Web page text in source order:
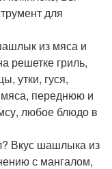
для
из мяса и
решетке гриль,
утки, гуся,
мяса, переднюю и
любое блюдо в
Вкус шашлыка из
с мангалом,